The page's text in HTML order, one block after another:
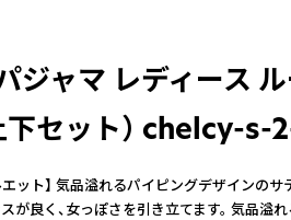
ジャマ レディース
下セット） chelcy-s-
エット】 気品溢れるパイピングデザインの
が良く、女っぽさを引き立てます。 気品溢